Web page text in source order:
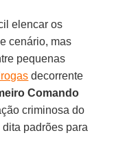
elencar os
cenário, mas
pequenas
decorrente
Comando
criminosa do
padrões para